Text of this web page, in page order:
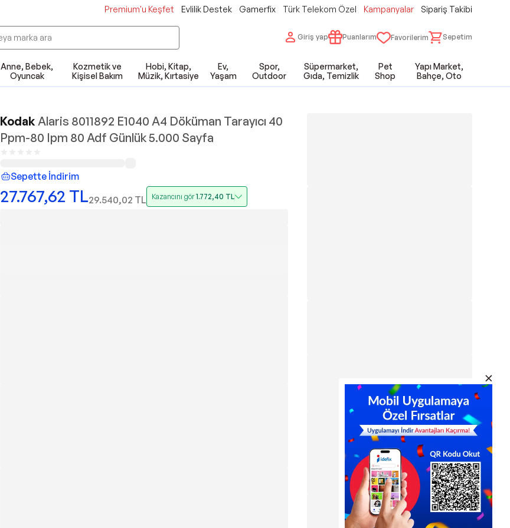
Premium'u Keşfet Evlilik Destek Gamerfix Türk Telekom Özel Kampanyalar Sipariş Takibi
Giriş yap Puanlarım Favorilerim Sepetim
Anne, Bebek,
Oyuncak
Kozmetik ve
Kişisel Bakım
Hobi, Kitap,
Müzik, Kırtasiye
Ev,
Yaşam
Spor,
Outdoor
Süpermarket,
Gıda, Temizlik
Pet
Shop
Yapı Market,
Bahçe, Oto
KodakAlaris 8011892 E1040 A4 Döküman Tarayıcı 40
Ppm-80 Ipm 80 Adf Günlük 5.000 Sayfa
Sepette İndirim
27.767,62 TL29.540,02 TL Kazancını gör1.772,40 TL